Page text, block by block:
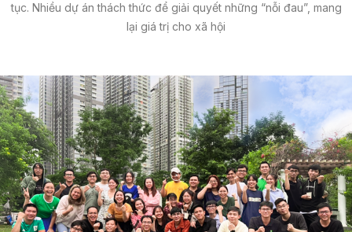
tục. Nhiều dự án thách thức để giải quyết những “nỗi đau”, mang
lại giá trị cho xã hội